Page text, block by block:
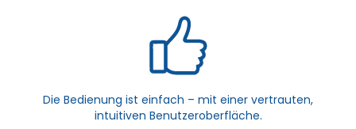
Die Bedienung ist einfach – mit einer vertrauten,
intuitiven Benutzeroberfläche.